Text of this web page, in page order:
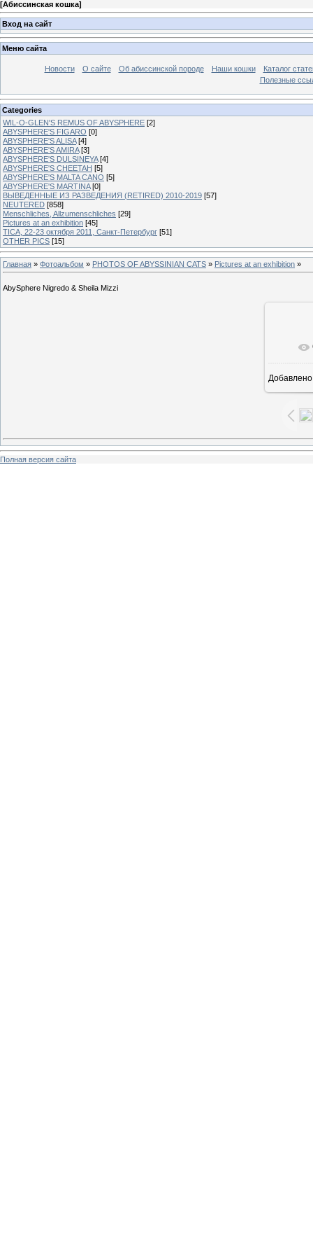
[Абиссинская кошка]
Вход на сайт
Меню сайта
Новости О сайте Об абиссинской породе Наши кошки
Каталог
Полезные
Categories
WIL-O-GLEN'S REMUS OF ABYSPHERE [2]
ABYSPHERE'S FIGARO [0]
ABYSPHERE'S ALISA [4]
ABYSPHERE'S AMIRA [3]
ABYSPHERE'S DULSINEYA [4]
ABYSPHERE'S CHEETAH [5]
ABYSPHERE'S MALTA CANO [5]
ABYSPHERE'S MARTINA [0]
ВЫВЕДЕННЫЕ ИЗ РАЗВЕДЕНИЯ (RETIRED) 2010-2019 [57]
NEUTERED [858]
Menschliches, Allzumenschliches [29]
Pictures at an exhibition [45]
TICA, 22-23 октября 2011, Санкт-Петербург [51]
OTHER PICS [15]
Главная » Фотоальбом » PHOTOS OF ABYSSINIAN CATS » Pictures at an exhibition »
AbySphere Nigredo & Sheila Mizzi
В
Добавлено
Полная версия сайта